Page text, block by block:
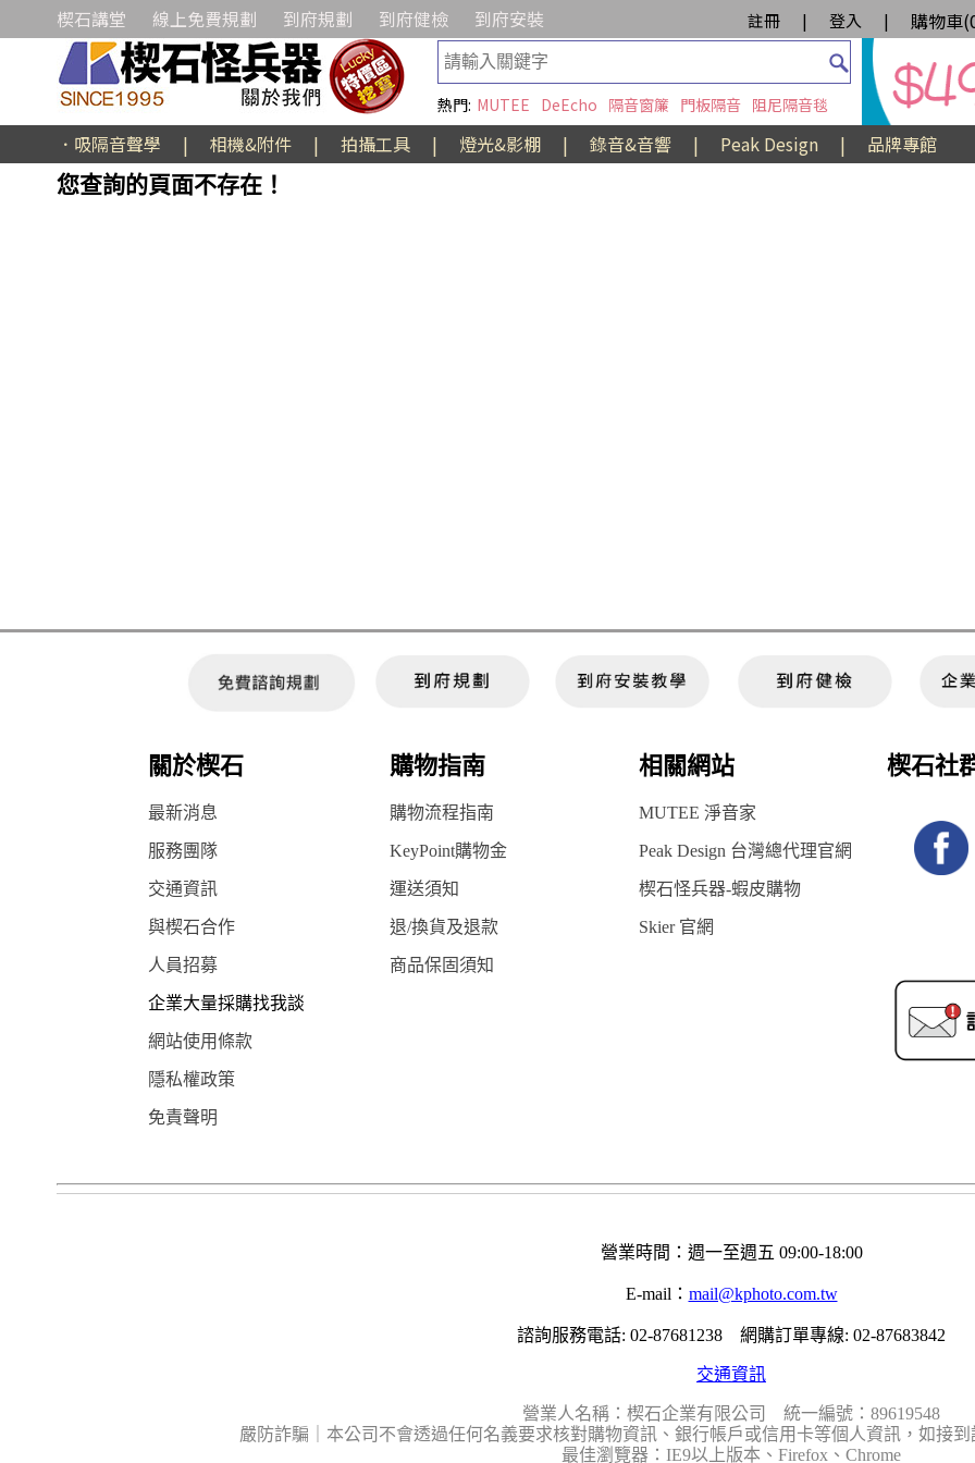
楔石講堂 線上免費規劃 到府規劃 到府健檢 到府安裝 註冊 | 登入 | 購物車(
熱門: MUTEE DeEcho 隔音窗簾 門板隔音 阻尼隔音毯
．吸隔音聲學 | 相機&附件 | 拍攝工具 | 燈光&影棚 | 錄音&音響 | Peak Design |
品牌專館
您查詢的頁面不存在！
關於楔石 購物指南 相關網站 楔石社
最新消息 購物流程指南 MUTEE 淨音家
服務團隊 KeyPoint購物金 Peak Design 台灣總代理官網
交通資訊 運送須知 楔石怪兵器-蝦皮購物
與楔石合作 退/換貨及退款 Skier 官網
人員招募 商品保固須知
企業大量採購找我談
網站使用條款
隱私權政策
免責聲明
營業時間：週一至週五 09:00-18:00
E-mail： mail@kphoto.com.tw
諮詢服務電話: 02-87681238 網購訂單專線: 02-87683842
交通資訊
營業人名稱：楔石企業有限公司 統一編號：89619548
嚴防詐騙｜本公司不會透過任何名義要求核對購物資訊、銀行帳戶或信用卡等個人資訊，如接
最佳瀏覽器：IE9以上版本、Firefox、Chrome